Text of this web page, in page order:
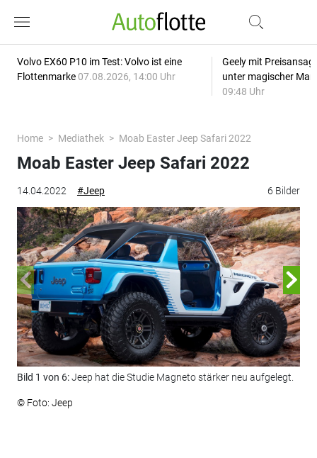
Volvo EX60 P10 im Test: Volvo ist eine
Flottenmarke 07.08.2026, 14:00 Uhr
Geely mit
unter magischer
09:48 Uhr
Home Mediathek Moab Easter Jeep Safari 2022
14.04.2022 #Jeep 6 Bilder
Moab Easter Jeep Safari 2022
Bild 1 von 6:Jeep hat die Studie Magneto stärker neu aufgelegt.
© Foto: Jeep